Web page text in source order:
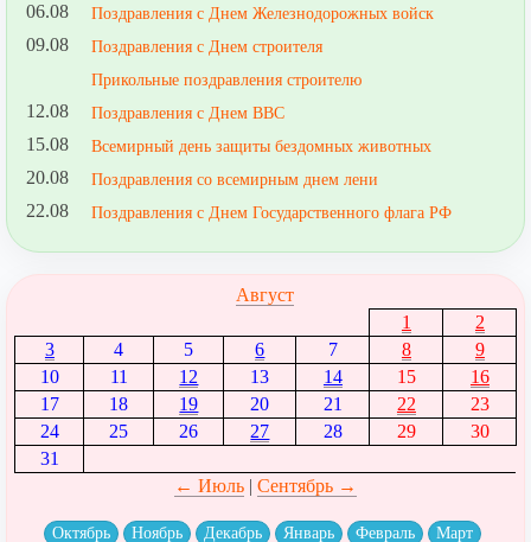
06.08 Поздравления с Днем Железнодорожных войск
09.08
Поздравления с Днем строителя
Прикольные поздравления строителю
12.08 Поздравления с Днем ВВС
15.08 Всемирный день защиты бездомных животных
20.08 Поздравления со всемирным днем лени
22.08 Поздравления с Днем Государственного флага РФ
Август
1
2
3
4 5 6 7 8
9
10
11 12 13 14 15
16
17
18 19 20 21 22
23
24
25 26 27 28 29
30
31
← Июль| Сентябрь →
Октябрь Ноябрь Декабрь Январь Февраль Март